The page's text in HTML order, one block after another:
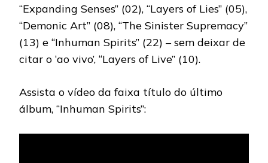
“Expanding Senses” (02), “Layers of Lies” (05),
“Demonic Art” (08), “The Sinister Supremacy”
(13) e “Inhuman Spirits” (22) – sem deixar de
citar o ‘ao vivo’, “Layers of Live” (10).
Assista o vídeo da faixa título do último
álbum, “Inhuman Spirits”: